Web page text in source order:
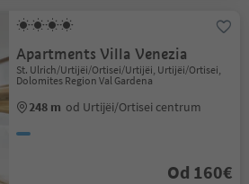
Apartments Villa Venezia
St. Ulrich/Urtijëi/Ortisei/Urtijëi, Urtijëi/Ortisei,
Dolomites Region Val Gardena
248 m od Urtijëi/Ortisei centrum
Od 160€